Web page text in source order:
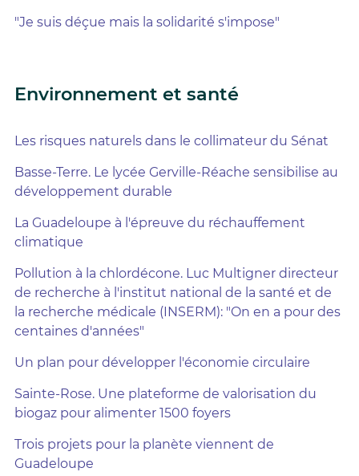
"Je suis déçue mais la solidarité s'impose"
Environnement et santé
Les risques naturels dans le collimateur du Sénat
Basse-Terre. Le lycée Gerville-Réache sensibilise au
développement durable
La Guadeloupe à l'épreuve du réchauffement
climatique
Pollution à la chlordécone. Luc Multigner directeur
de recherche à l'institut national de la santé et de
la recherche médicale (INSERM): "On en a pour des
centaines d'années"
Un plan pour développer l'économie circulaire
Sainte-Rose. Une plateforme de valorisation du
biogaz pour alimenter 1500 foyers
Trois projets pour la planète viennent de
Guadeloupe